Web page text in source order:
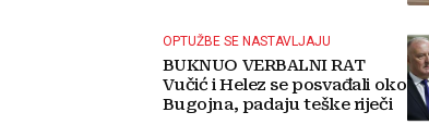
OPTUŽBE SE NASTAVLJAJU
BUKNUO VERBALNI RAT
Vučić i Helez se posvađali oko
Bugojna, padaju teške riječi